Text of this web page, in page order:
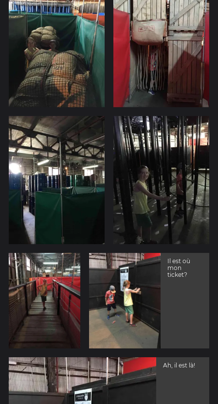
Il est où
mon
ticket?
Ah, il est là!